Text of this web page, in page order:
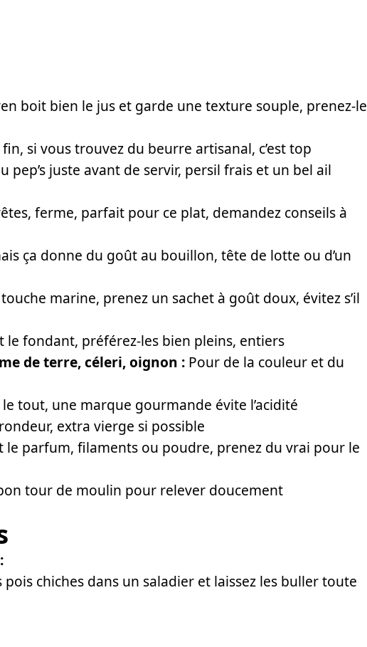
boit bien le jus et garde une texture souple, prenez-le
si vous trouvez du beurre artisanal, c’est top
pep’s juste avant de servir, persil frais et un bel ail
ferme, parfait pour ce plat, demandez conseils à
ça donne du goût au bouillon, tête de lotte ou d’un
marine, prenez un sachet à goût doux, évitez s’il
le fondant, préférez-les bien pleins, entiers
de terre, céleri, oignon : Pour de la couleur et du
tout, une marque gourmande évite l’acidité
extra vierge si possible
parfum, filaments ou poudre, prenez du vrai pour le
tour de moulin pour relever doucement
pois chiches dans un saladier et laissez les buller toute